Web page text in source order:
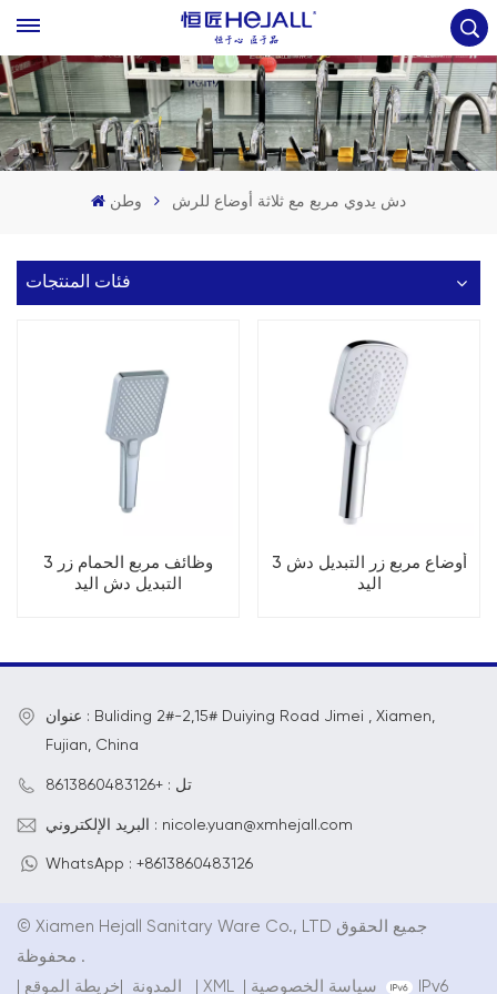
وطن دش يدوي مربع مع ثلاثة أوضاع للرش
فئات المنتجات
3 وظائف مربع الحمام زر
التبديل دش اليد
3 أوضاع مربع زر التبديل دش
اليد
عنوان : Buliding 2#-2,15# Duiying Road Jimei , Xiamen,
Fujian, China
تل : +8613860483126
البريد الإلكتروني : nicole.yuan@xmhejall.com
WhatsApp : +8613860483126
© Xiamen Hejall Sanitary Ware Co., LTD جميع الحقوق
محفوظة .
المدونة XML سياسة الخصوصية IPv6